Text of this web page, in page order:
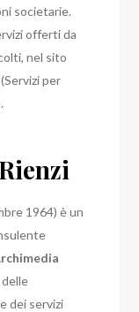
societarie.
offerti da
nel sito
per
1964) è un
dei servizi